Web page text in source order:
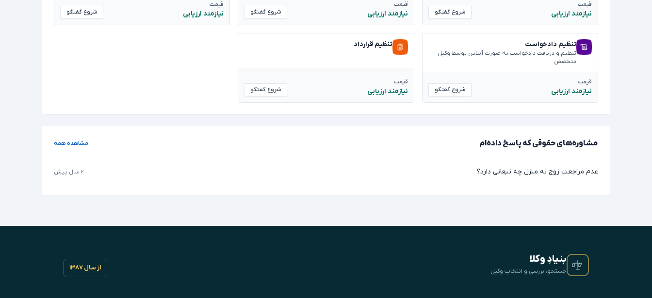
قیمت
نیازمند ارزیابی شروع گفتگو
قیمت
نیازمند ارزیابی شروع گفتگو
قیمت
نیازمند ارزیابی شروع گفتگو
تنظیم دادخواست
تنظیم و دریافت دادخواست به صورت آنلاین توسط وکیل
متخصص
قیمت
نیازمند ارزیابی شروع گفتگو
تنظیم قرارداد
قیمت
نیازمند ارزیابی شروع گفتگو
مشاوره‌های حقوقی که پاسخ داده‌ام مشاهده همه
عدم مراجعت زوج به منزل چه تبعاتی دارد؟ ۲ سال پیش
بنیادِ وکلا
جستجو، بررسی و انتخابِ وکیل از سال ۱۳۸۷